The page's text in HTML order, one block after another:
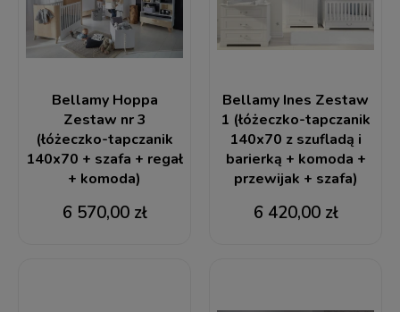
Bellamy Hoppa
Zestaw nr 3
(łóżeczko-tapczanik
140x70 + szafa + regał
+ komoda)
6 570,00 zł
Bellamy Ines Zestaw
1 (łóżeczko-tapczanik
140x70 z szufladą i
barierką + komoda +
przewijak + szafa)
6 420,00 zł